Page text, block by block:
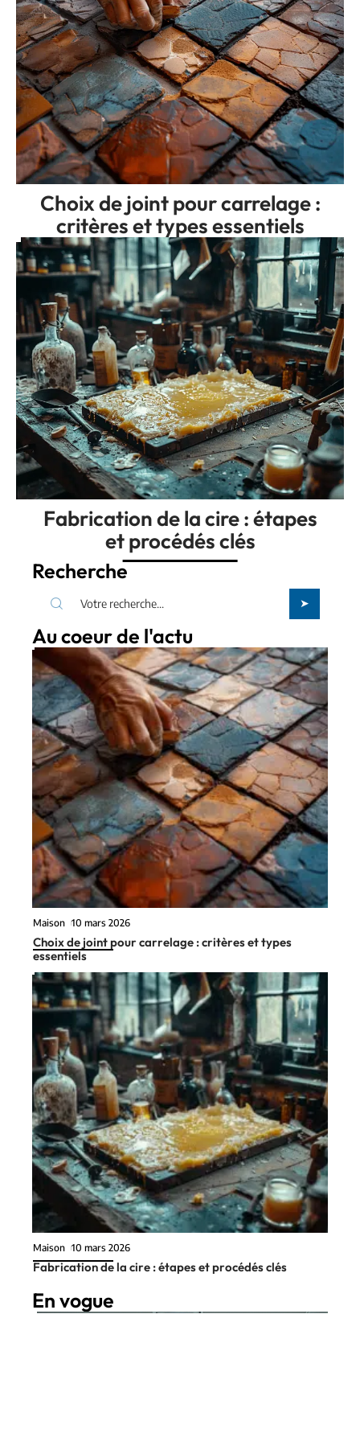
Choix de joint pour carrelage :
critères et types essentiels
Fabrication de la cire : étapes
et procédés clés
Recherche
Au coeur de l'actu
Maison 10 mars 2026
Choix de joint pour carrelage : critères et types
essentiels
Maison 10 mars 2026
Fabrication de la cire : étapes et procédés clés
En vogue